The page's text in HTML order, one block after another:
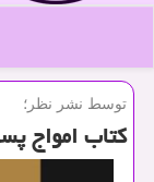
توسط نشر نظر؛
كتاب امواج